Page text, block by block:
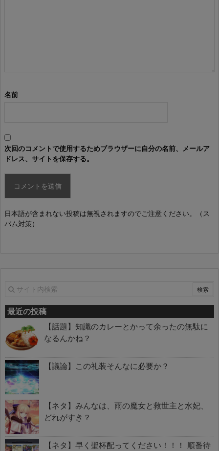
名前
次回のコメントで使用するためブラウザーに自分の名前、メールア
ドレス、サイトを保存する。
日本語が含まれない投稿は無視されますのでご注意ください。（ス
パム対策）
最近の投稿
【話題】知識のカレーとかって余ったの無駄に
なるんかね？
【議論】この礼装そんなに必要か？
【ネタ】みんなは、雨の魔女と救世主と水妃、
どれがすき？
【ネタ】早く聖杯配ってください！！！ 順番待